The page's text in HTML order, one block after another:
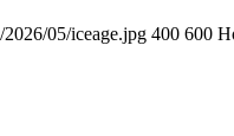
05/iceage.jpg 400 600